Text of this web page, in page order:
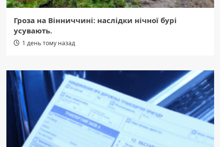
Гроза на Вінниччині: наслідки нічної бурі
усувають.
1 день тому назад